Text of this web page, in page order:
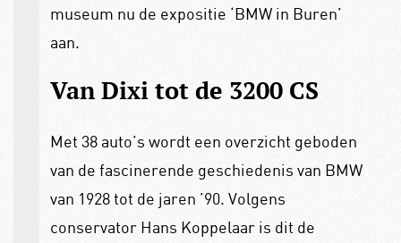
museum nu de expositie ‘BMW in Buren’
aan.
Van Dixi tot de 3200 CS
Met 38 auto’s wordt een overzicht geboden
van de fascinerende geschiedenis van BMW
van 1928 tot de jaren ’90. Volgens
conservator Hans Koppelaar is dit de